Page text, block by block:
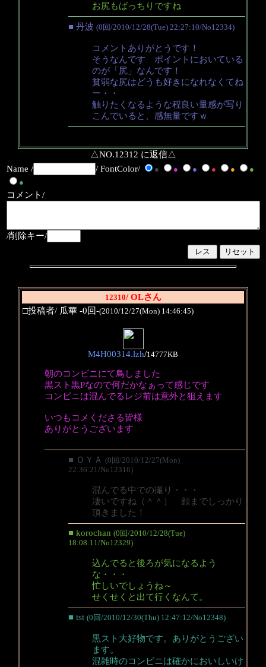
お尻もばっちりですね
■ 丹波 (0回/2010/12/28(Tue) 22:27:10/No12334)
コメントありがとうです！
そうなんです ポイントにおいている
のが「尻」なんです！
貧弱な尻はどうも好きになれなくてね
ー・・
触りたくなるような程良い量感が写り
こんでいると、感無量ですｗ
△NO.12312 に返信△
Name /
/ FontColor/ ● ● ● ● ●
●
●
コメント/
/削除キー/
12310/ OLさん
□投稿者/ 瓜華 -0回-(2010/12/27(Mon) 14:46:45)
M4H00314.lzh/14777KB
朝のコンビニにて鳥しました
黒スト黒Pなので何だかなぁって感じです
コンビニは混んでるレジ前は意外と狙えます
いつもコメくださる皆様
ありがとうございます
■ ＯＹＡ (0回/2010/12/27(Mon)
22:36:21/No12316)
混んでる中での撮り・・・
凄いですね（＾＾） 顔までしっかり
頂きました！
■ korochan (0回/2010/12/28(Tue)
18:08:11/No12329)
込んでると後ろが気になるよう
な・・・
忙しいでしょうね～
せくせくと出て行くなんて。
■ tst (0回/2010/12/30(Thu) 12:47:12/No12348)
黒スト大好物です。ありがとうござい
ます。
混雑時のコンビニは確かにおいしいけ